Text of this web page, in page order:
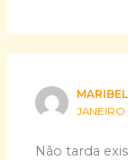
JANEIRO
Não tarda